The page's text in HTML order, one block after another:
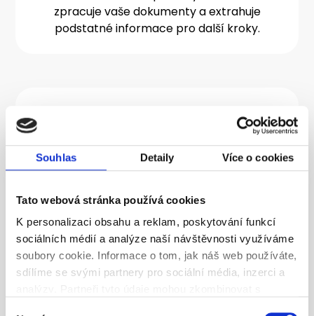
Souhlas Detaily Více o cookies
Tato webová stránka používá cookies
K personalizaci obsahu a reklam, poskytování funkcí
sociálních médií a analýze naší návštěvnosti využíváme
soubory cookie. Informace o tom, jak náš web používáte,
sdílíme se svými partnery pro sociální média, inzerci a
zpracuje vaše dokumenty a extrahuje
podstatné informace pro další kroky.
2.
Identifikace a správa aktiv
Na základě získaných informací vám
platforma pomůže automaticky identifikovat
a přehledně zaevidovat všechna důležitá
firemní aktiva.